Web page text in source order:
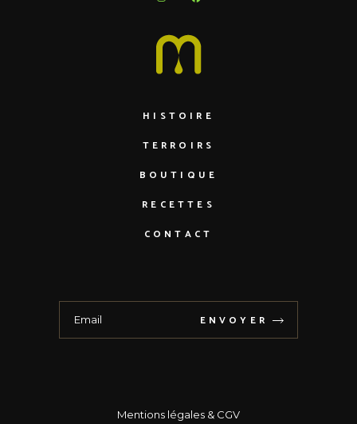
HISTOIRE
TERROIRS
BOUTIQUE
RECETTES
CONTACT
ENVOYER
Mentions légales & CGV